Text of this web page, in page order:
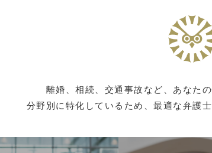
離婚、相続、交通事故など、あなた
分野別に特化しているため、最適な弁護